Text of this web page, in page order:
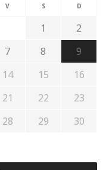
V S D
1
2
7 8
9
14 15
16
21 22
23
28 29
30